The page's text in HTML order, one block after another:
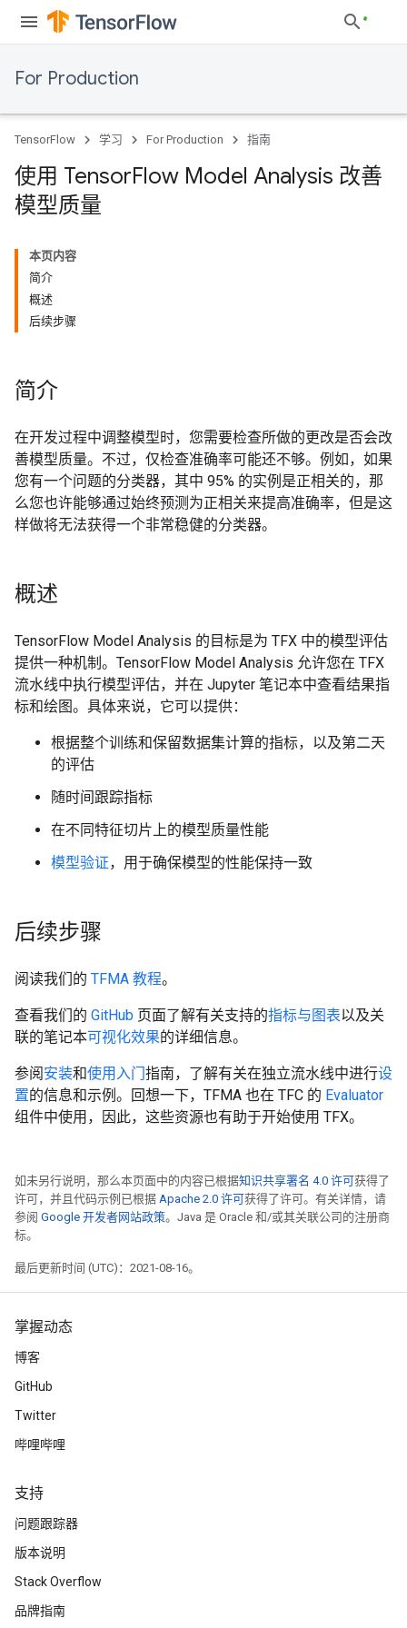
For Production
TensorFlow 学习 For Production 指南
使用 TensorFlow Model Analysis 改善
模型质量
本页内容
简介
概述
后续步骤
简介
在开发过程中调整模型时，您需要检查所做的更改是否会改
善模型质量。不过，仅检查准确率可能还不够。例如，如果
您有一个问题的分类器，其中 95% 的实例是正相关的，那
么您也许能够通过始终预测为正相关来提高准确率，但是这
样做将无法获得一个非常稳健的分类器。
概述
TensorFlow Model Analysis 的目标是为 TFX 中的模型评估
提供一种机制。TensorFlow Model Analysis 允许您在 TFX
流水线中执行模型评估，并在 Jupyter 笔记本中查看结果指
标和绘图。具体来说，它可以提供：
根据整个训练和保留数据集计算的指标，以及第二天
的评估
随时间跟踪指标
在不同特征切片上的模型质量性能
模型验证，用于确保模型的性能保持一致
后续步骤
阅读我们的 TFMA 教程。
查看我们的 GitHub 页面了解有关支持的指标与图表以及关
联的笔记本可视化效果的详细信息。
参阅安装和使用入门指南，了解有关在独立流水线中进行设
置的信息和示例。回想一下，TFMA 也在 TFC 的 Evaluator
组件中使用，因此，这些资源也有助于开始使用 TFX。
如未另行说明，那么本页面中的内容已根据知识共享署名 4.0 许可获得了
许可，并且代码示例已根据 Apache 2.0 许可获得了许可。有关详情，请
参阅 Google 开发者网站政策。Java 是 Oracle 和/或其关联公司的注册商
标。
最后更新时间 (UTC)：2021-08-16。
掌握动态
博客
GitHub
Twitter
哔哩哔哩
支持
问题跟踪器
版本说明
Stack Overflow
品牌指南